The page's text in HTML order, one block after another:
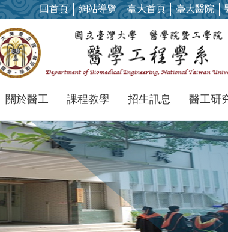
回首頁 網站導覽 臺大首頁 臺大醫院
關於醫工 課程教學 招生訊息 醫工研